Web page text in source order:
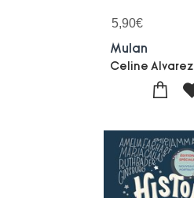
5,90€
Mulan
Celine Alvarez